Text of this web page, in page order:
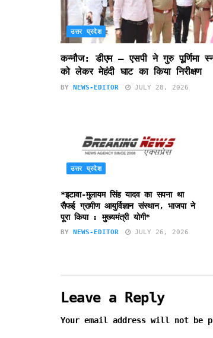
उत्तर प्रदेश
कन्नौज: डीएम – एसपी ने गुरु पूर्णिमा
को लेकर मेहंदी घाट का किया निरीक्षण
BY NEWS-EDITOR JULY 28, 2026
उत्तर प्रदेश
*इटावा-मुलायम सिंह यादव का सपना था
सैफई ग्रामीण आयुर्विज्ञान संस्थान, भाजपा ने
पूरा किया : मुख्यमंत्री योगी*
BY NEWS-EDITOR JULY 26, 2026
Leave a Reply
Your email address will not be